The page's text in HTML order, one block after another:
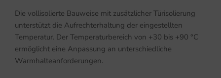
Die vollisolierte Bauweise mit zusätzlicher Türisolierung
unterstützt die Aufrechterhaltung der eingestellten
Temperatur. Der Temperaturbereich von +30 bis +90 °C
ermöglicht eine Anpassung an unterschiedliche
Warmhalteanforderungen.